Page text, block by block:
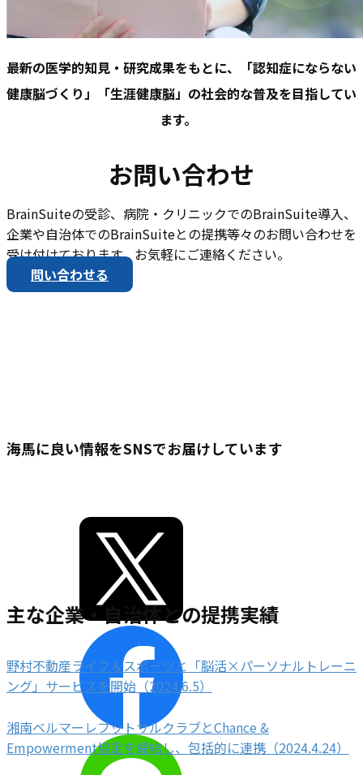
最新の医学的知見・研究成果をもとに、「認知症にならない
健康脳づくり」「生涯健康脳」の社会的な普及を目指してい
ます。
お問い合わせ
BrainSuiteの受診、病院・クリニックでのBrainSuite導入、
企業や自治体でのBrainSuiteとの提携等々のお問い合わせを
受け付けております。お気軽にご連絡ください。
問い合わせる
海馬に良い情報をSNSでお届けしています
主な企業・自治体との提携実績
野村不動産ライフ＆スポーツと「脳活×パーソナルトレーニ
ング」サービスを開始（2024.6.5）
湘南ベルマーレフットサルクラブとChance &
Empowerment協定を締結し、包括的に連携（2024.4.24）